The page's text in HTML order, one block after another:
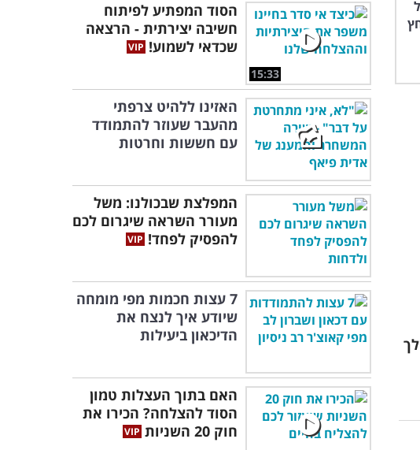
15:33
הסוד המפתיע לפיתוח
חשיבה יצירתית - הרצאה
שכדאי לשמוע!
האזינו ללהיט צרפתי
מהעבר שעוזר להתמודד
עם חששות וחרטות
המפלצת שבכולנו: משל
מעורר השראה שיגרום לכם
להפסיק לפחד!
7 עצות חכמות מפי מומחה
שיודע איך לנצח את
הדיכאון ביעילות
האם בתוך העצלות טמון
הסוד להצלחה? הכירו את
חוק 20 השניות